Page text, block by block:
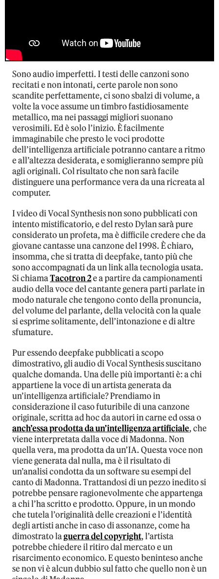
Sono audio imperfetti. I testi delle canzoni sono
recitati e non intonati, certe parole non sono
scandite perfettamente, ci sono sbalzi di volume, a
volte la voce assume un timbro fastidiosamente
metallico, ma nei passaggi migliori suonano
verosimili. Ed è solo l’inizio. È facilmente
immaginabile che presto le voci prodotte
dell’intelligenza artificiale potranno cantare a ritmo
e all’altezza desiderata, e somiglieranno sempre più
agli originali. Col risultato che non sarà facile
distinguere una performance vera da una ricreata al
computer.
I video di Vocal Synthesis non sono pubblicati con
intento mistificatorio, e del resto Dylan sarà pure
considerato un profeta, ma è difficile credere che da
giovane cantasse una canzone del 1998. È chiaro,
insomma, che si tratta di deepfake, tanto più che
sono accompagnati da un link alla tecnologia usata.
Si chiamaTacotron 2e a partire da campionamenti
audio della voce del cantante genera parti parlate in
modo naturale che tengono conto della pronuncia,
del volume del parlante, della velocità con la quale
si esprime solitamente, dell’intonazione e di altre
sfumature.
Pur essendo deepfake pubblicati a scopo
dimostrativo, gli audio di Vocal Synthesis suscitano
qualche domanda. Una delle più importanti è: a chi
appartiene la voce di un artista generata da
un’intelligenza artificiale? Prendiamo in
considerazione il caso futuribile di una canzone
originale, scritta ad hoc da autori in carne ed ossa o
anch’essa prodotta da un’intelligenza artificiale, che
viene interpretata dalla voce di Madonna. Non
quella vera, ma prodotta da un’IA. Questa voce non
viene generata dal nulla, ma è il risultato di
un’analisi condotta da un software su esempi del
canto di Madonna. Trattandosi di un pezzo inedito si
potrebbe pensare ragionevolmente che appartenga
a chi l’ha scritto e prodotto. Oppure, in un mondo
che tutela l’originalità delle creazioni e l’identità
degli artisti anche in caso di assonanze, come ha
dimostrato laguerra del copyright, l’artista
potrebbe chiedere il ritiro dal mercato e un
risarcimento economico. E questo beninteso anche
se non vi è alcun dubbio sul fatto che quello non è un